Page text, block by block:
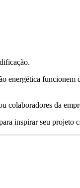
energética funcionem
colaboradores da
inspirar seu projeto